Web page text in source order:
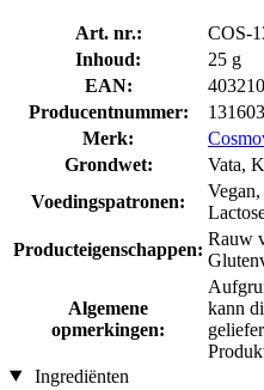
Art. nr.:
COS-
Inhoud:
25 g
EAN:
Producentnummer:
Merk:
Grondwet:
Vata,
Voedingspatronen:
Producteigenschappen:
Rauw
Algemene
opmerkingen:
kann
Ingrediënten